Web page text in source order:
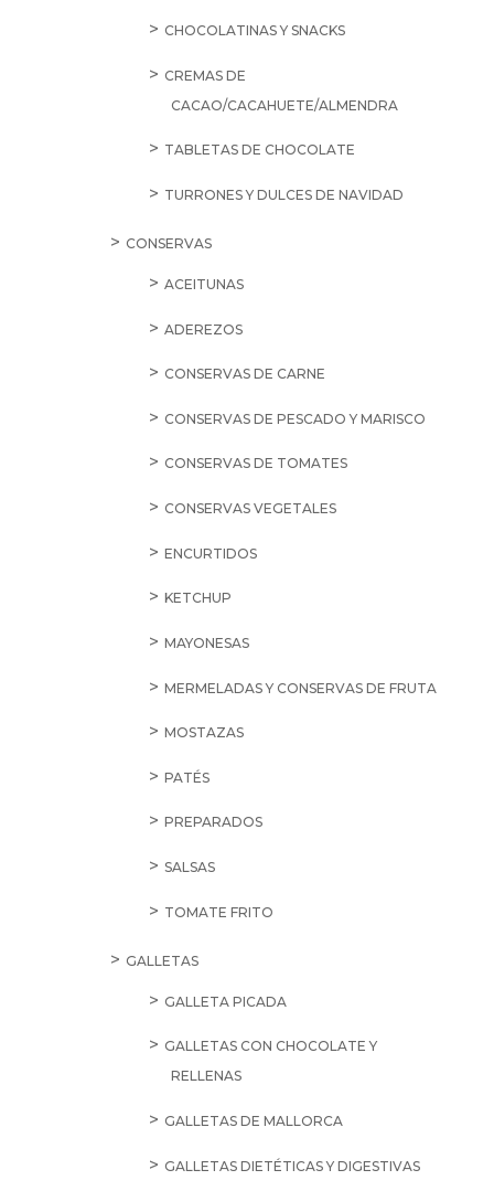
CHOCOLATINAS Y SNACKS
CREMAS DE
CACAO/CACAHUETE/ALMENDRA
TABLETAS DE CHOCOLATE
TURRONES Y DULCES DE NAVIDAD
CONSERVAS
ACEITUNAS
ADEREZOS
CONSERVAS DE CARNE
CONSERVAS DE PESCADO Y MARISCO
CONSERVAS DE TOMATES
CONSERVAS VEGETALES
ENCURTIDOS
KETCHUP
MAYONESAS
MERMELADAS Y CONSERVAS DE FRUTA
MOSTAZAS
PATÉS
PREPARADOS
SALSAS
TOMATE FRITO
GALLETAS
GALLETA PICADA
GALLETAS CON CHOCOLATE Y
RELLENAS
GALLETAS DE MALLORCA
GALLETAS DIETÉTICAS Y DIGESTIVAS